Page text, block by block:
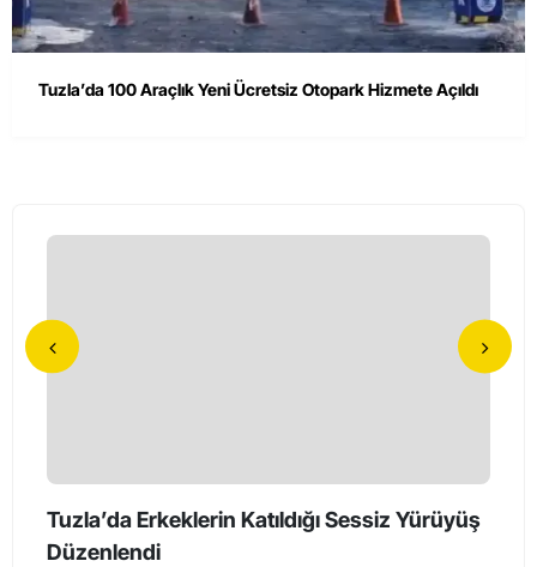
Tuzla’da 100 Araçlık Yeni Ücretsiz Otopark Hizmete Açıldı
Tuzla’da Erkeklerin Katıldığı Sessiz Yürüyüş
Düzenlendi